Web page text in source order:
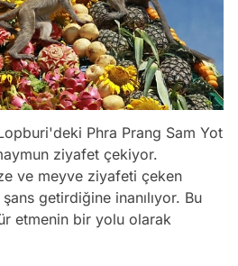
Phra Prang Sam Yot
ziyafet çekiyor.
ve meyve ziyafeti çeken
getirdiğine inanılıyor. Bu
etmenin bir yolu olarak